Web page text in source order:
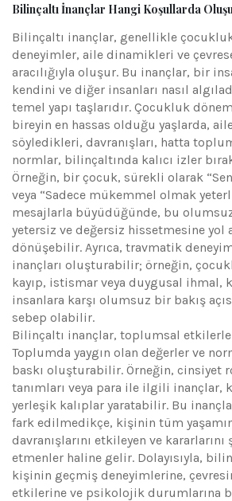
Bilinçaltı İnançlar Hangi Koşullarda
Bilinçaltı inançlar, genellikle
deneyimler, aile dinamikleri ve
aracılığıyla oluşur. Bu inançlar, bir
kendini ve diğer insanları nasıl
temel yapı taşlarıdır. Çocukluk
bireyin en hassas olduğu yaşlarda,
söyledikleri, davranışları, hatta
normlar, bilinçaltında kalıcı izler
Örneğin, bir çocuk, sürekli olarak
veya “Sadece mükemmel olmak
mesajlarla büyüdüğünde, bu
yetersiz ve değersiz hissetmesine yol
dönüşebilir. Ayrıca, travmatik
inançları oluşturabilir; örneğin,
kayıp, istismar veya duygusal ihmal,
insanlara karşı olumsuz bir bakış
sebep olabilir.
Bilinçaltı inançlar, toplumsal
Toplumda yaygın olan değerler ve
baskı oluşturabilir. Örneğin, cinsiyet
tanımları veya para ile ilgili inançlar,
yerleşik kalıplar yaratabilir. Bu
fark edilmedikçe, kişinin tüm
davranışlarını etkileyen ve
etmenler haline gelir. Dolayısıyla,
kişinin geçmiş deneyimlerine,
etkilerine ve psikolojik durumlarına